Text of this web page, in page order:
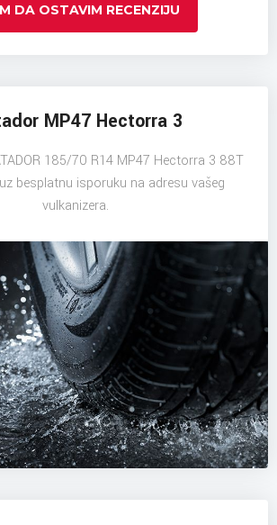
DA OSTAVIM RECENZIJU
MP47 Hectorra 3
185/70 R14 MP47 Hectorra 3 88T
besplatnu isporuku na adresu vašeg
vulkanizera.